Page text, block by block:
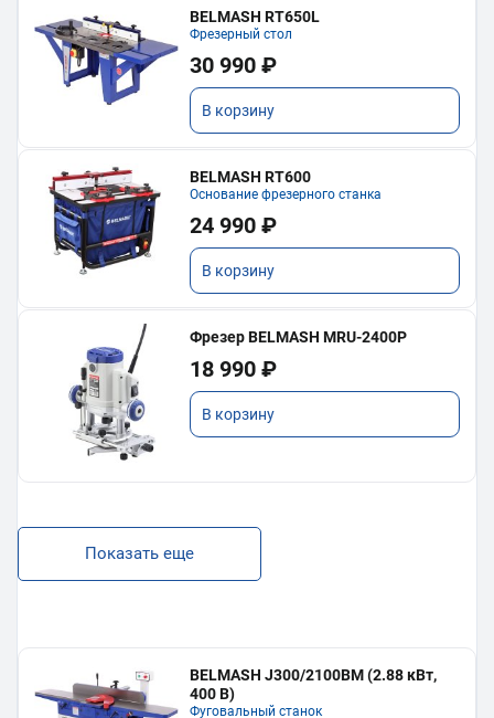
BELMASH RT650L
Фрезерный стол
30 990 ₽
В корзину
BELMASH RT600
Основание фрезерного станка
24 990 ₽
В корзину
Фрезер BELMASH MRU-2400P
18 990 ₽
В корзину
Показать еще
BELMASH J300/2100ВМ (2.88 кВт,
400 В)
Фуговальный станок